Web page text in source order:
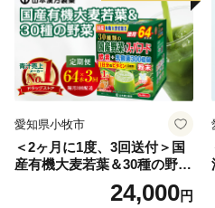
マイナンバーに関する添付書
ください。
＜書類提出先＞
〒683-0812 鳥取県米子市
ガーデン4Ｆ
静岡市 ふるさと納税業務受
【重要 ワンストップ特例申
＜提出期限＞
寄付をされた翌年1月10日ま
愛知県小牧市
＜2ヶ月に1度、3回送付＞国
産有機大麦若葉＆30種の野
菜 山本漢方 定期便
24,000円